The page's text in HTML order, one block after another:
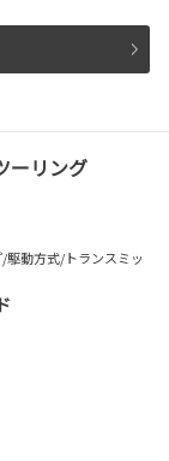
ーリング
/駆動方式/トランスミッ